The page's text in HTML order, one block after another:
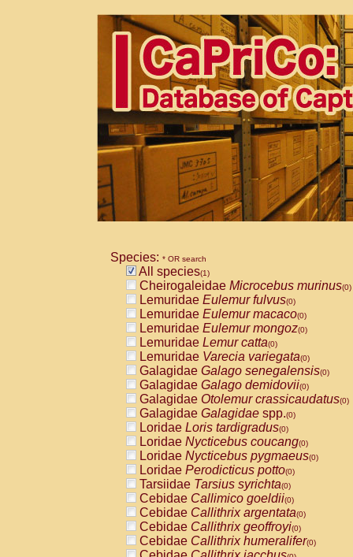
Species: * OR search
All species(1)
Cheirogaleidae Microcebus murinus(0)
Lemuridae Eulemur fulvus(0)
Lemuridae Eulemur macaco(0)
Lemuridae Eulemur mongoz(0)
Lemuridae Lemur catta(0)
Lemuridae Varecia variegata(0)
Galagidae Galago senegalensis(0)
Galagidae Galago demidovii(0)
Galagidae Otolemur crassicaudatus(0)
Galagidae Galagidae spp.(0)
Loridae Loris tardigradus(0)
Loridae Nycticebus coucang(0)
Loridae Nycticebus pygmaeus(0)
Loridae Perodicticus potto(0)
Tarsiidae Tarsius syrichta(0)
Cebidae Callimico goeldii(0)
Cebidae Callithrix argentata(0)
Cebidae Callithrix geoffroyi(0)
Cebidae Callithrix humeralifer(0)